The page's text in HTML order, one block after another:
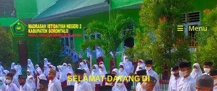
Menu
SELAMAT DATANG DI